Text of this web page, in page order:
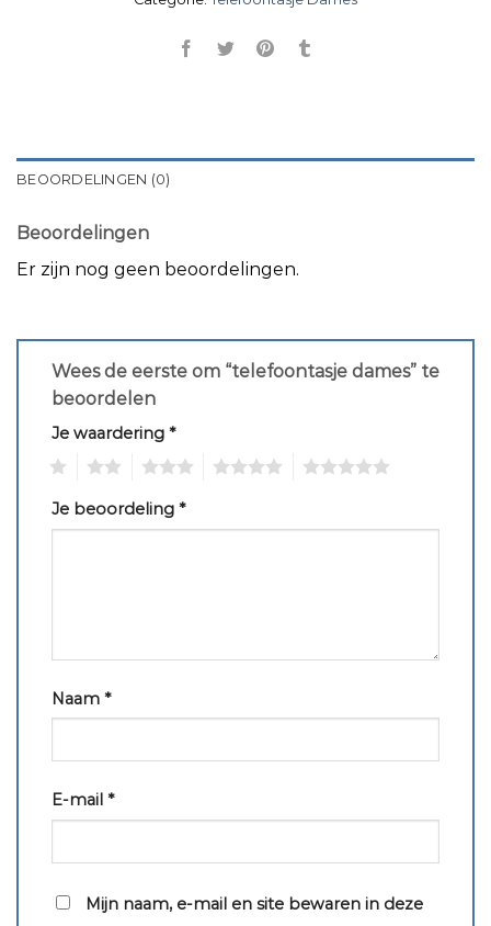
BEOORDELINGEN (0)
Beoordelingen
Er zijn nog geen beoordelingen.
Wees de eerste om “telefoontasje dames” te
beoordelen
Je waardering *
Je beoordeling *
Naam *
E-mail *
Mijn naam, e-mail en site bewaren in deze